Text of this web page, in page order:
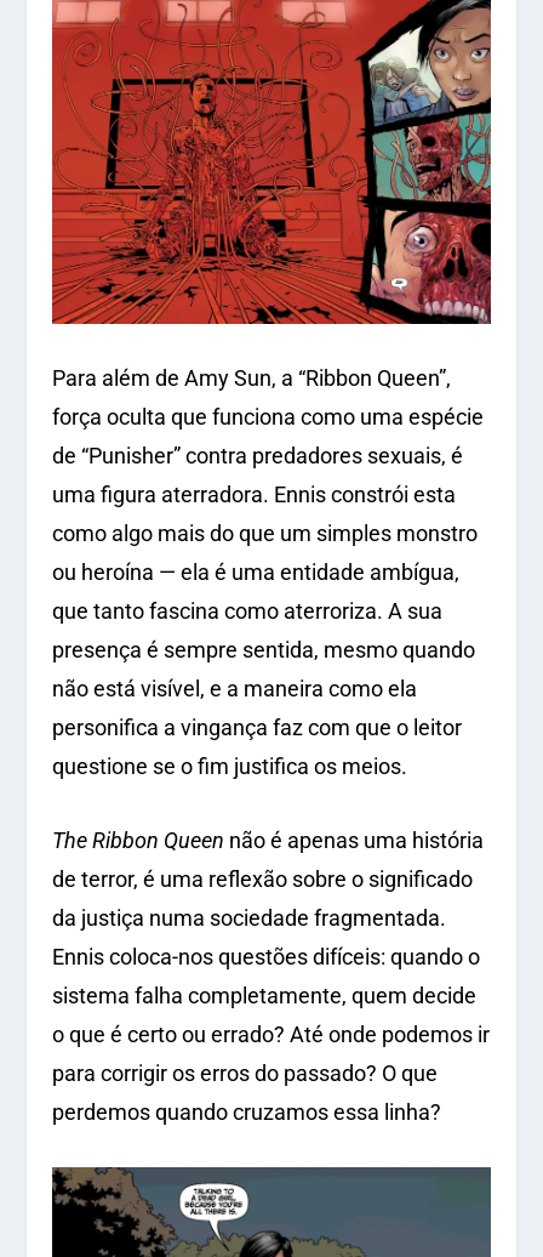
Para além de Amy Sun, a “Ribbon Queen”,
força oculta que funciona como uma espécie
de “Punisher” contra predadores sexuais, é
uma figura aterradora. Ennis constrói esta
como algo mais do que um simples monstro
ou heroína — ela é uma entidade ambígua,
que tanto fascina como aterroriza. A sua
presença é sempre sentida, mesmo quando
não está visível, e a maneira como ela
personifica a vingança faz com que o leitor
questione se o fim justifica os meios.
The Ribbon Queen não é apenas uma história
de terror, é uma reflexão sobre o significado
da justiça numa sociedade fragmentada.
Ennis coloca-nos questões difíceis: quando o
sistema falha completamente, quem decide
o que é certo ou errado? Até onde podemos ir
para corrigir os erros do passado? O que
perdemos quando cruzamos essa linha?